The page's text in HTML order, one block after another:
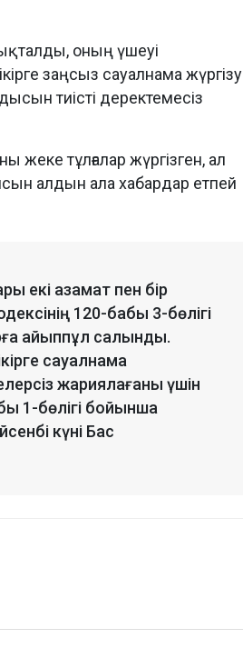
оның үшеуі
заңсыз сауалнама жүргізу
тиісті деректемесіз
жеке тұлғалар жүргізген, ал
алдын ала хабардар етпей
екі азамат пен бір
120-бабы 3-бөлігі
айыппұл салынды.
сауалнама
жариялағаны үшін
1-бөлігі бойынша
күні Бас